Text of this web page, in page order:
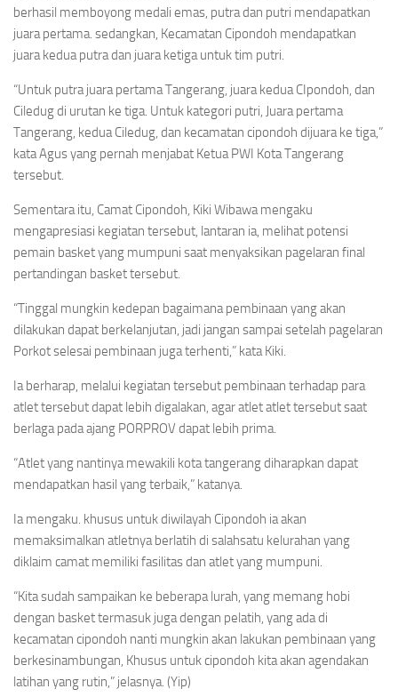
berhasil memboyong medali emas, putra dan putri mendapatkan
juara pertama. sedangkan, Kecamatan Cipondoh mendapatkan
juara kedua putra dan juara ketiga untuk tim putri.
“Untuk putra juara pertama Tangerang, juara kedua CIpondoh, dan
Ciledug di urutan ke tiga. Untuk kategori putri, Juara pertama
Tangerang, kedua Ciledug, dan kecamatan cipondoh dijuara ke tiga,”
kata Agus yang pernah menjabat Ketua PWI Kota Tangerang
tersebut.
Sementara itu, Camat Cipondoh, Kiki Wibawa mengaku
mengapresiasi kegiatan tersebut, lantaran ia, melihat potensi
pemain basket yang mumpuni saat menyaksikan pagelaran final
pertandingan basket tersebut.
“Tinggal mungkin kedepan bagaimana pembinaan yang akan
dilakukan dapat berkelanjutan, jadi jangan sampai setelah pagelaran
Porkot selesai pembinaan juga terhenti,” kata Kiki.
Ia berharap, melalui kegiatan tersebut pembinaan terhadap para
atlet tersebut dapat lebih digalakan, agar atlet atlet tersebut saat
berlaga pada ajang PORPROV dapat lebih prima.
“Atlet yang nantinya mewakili kota tangerang diharapkan dapat
mendapatkan hasil yang terbaik,” katanya.
Ia mengaku. khusus untuk diwilayah Cipondoh ia akan
memaksimalkan atletnya berlatih di salahsatu kelurahan yang
diklaim camat memiliki fasilitas dan atlet yang mumpuni.
“Kita sudah sampaikan ke beberapa lurah, yang memang hobi
dengan basket termasuk juga dengan pelatih, yang ada di
kecamatan cipondoh nanti mungkin akan lakukan pembinaan yang
berkesinambungan, Khusus untuk cipondoh kita akan agendakan
latihan yang rutin,” jelasnya. (Yip)